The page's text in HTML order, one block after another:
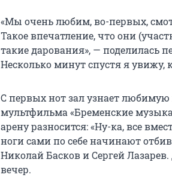
«Мы очень любим, во-первых,
Такое впечатление, что они
такие дарования», — поделилась
Несколько минут спустя я
С первых нот зал узнает
мультфильма «Бременские
арену разносится: «Ну-ка, все
ноги сами по себе начинают
Николай Басков и Сергей
вечер.